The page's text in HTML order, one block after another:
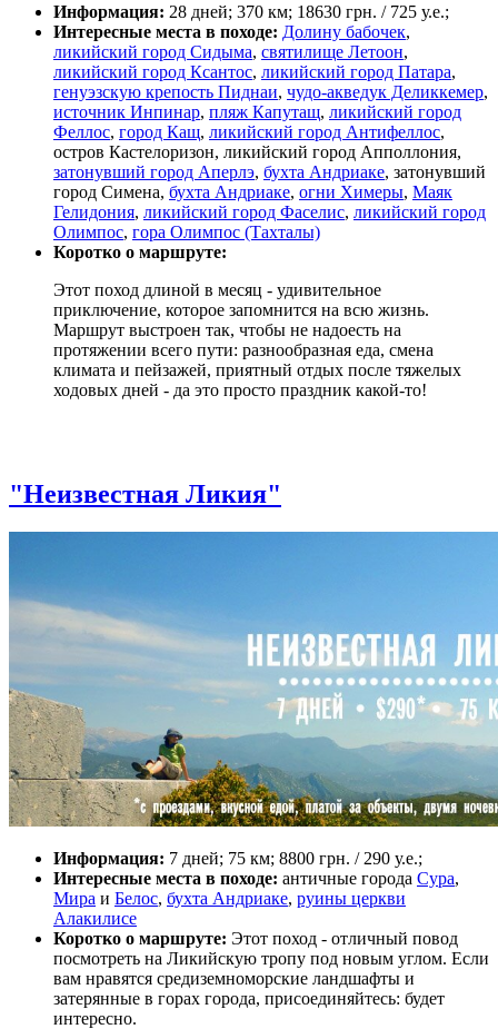
Информация: 28 дней; 370 км; 18630 грн. / 725 у.е.;
Интересные места в походе: Долину бабочек,
ликийский город Сидыма, святилище Летоон,
ликийский город Ксантос, ликийский город Патара,
генуэзскую крепость Пиднаи, чудо-акведук Деликкемер,
источник Инпинар, пляж Капутащ, ликийский город
Феллос, город Кащ, ликийский город Антифеллос,
остров Кастелоризон, ликийский город Апполлония,
затонувший город Аперлэ, бухта Андриаке, затонувший
город Симена, бухта Андриаке, огни Химеры, Маяк
Гелидония, ликийский город Фаселис, ликийский город
Олимпос, гора Олимпос (Тахталы)
Коротко о маршруте:
Этот поход длиной в месяц - удивительное
приключение, которое запомнится на всю жизнь.
Маршрут выстроен так, чтобы не надоесть на
протяжении всего пути: разнообразная еда, смена
климата и пейзажей, приятный отдых после тяжелых
ходовых дней - да это просто праздник какой-то!
"Неизвестная Ликия"
Информация: 7 дней; 75 км; 8800 грн. / 290 у.е.;
Интересные места в походе: античные города Сура,
Мира и Белос, бухта Андриаке, руины церкви
Алакилисе
Коротко о маршруте: Этот поход - отличный повод
посмотреть на Ликийскую тропу под новым углом. Если
вам нравятся средиземноморские ландшафты и
затерянные в горах города, присоединяйтесь: будет
интересно.